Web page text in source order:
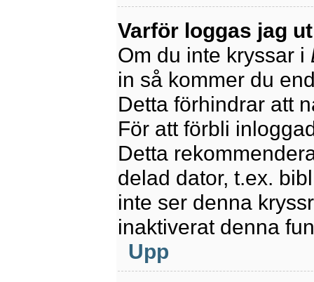
Varför loggas jag
Om du inte kryssar i
in så kommer du
Detta förhindrar att
För att förbli
Detta
delad dator, t.ex.
inte ser denna
inaktiverat denna
Upp